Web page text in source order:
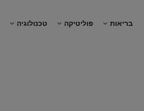
בריאות פוליטיקה טכנולוגיה